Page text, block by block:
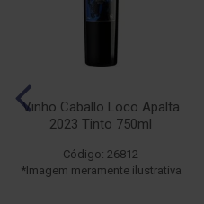
Vinho Caballo Loco Apalta
2023 Tinto 750ml
Código: 26812
*Imagem meramente ilustrativa